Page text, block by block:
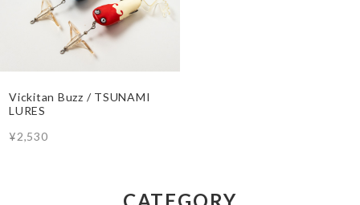
Vickitan Buzz / TSUNAMI
LURES
¥2,530